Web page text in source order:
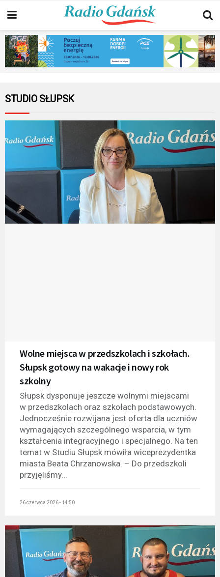
STUDIO SŁUPSK
Wolne miejsca w przedszkolach i szkołach.
Słupsk gotowy na wakacje i nowy rok
szkolny
Słupsk dysponuje jeszcze wolnymi miejscami
w przedszkolach oraz szkołach podstawowych.
Jednocześnie rozwijana jest oferta dla uczniów
wymagających szczególnego wsparcia, w tym
kształcenia integracyjnego i specjalnego. Na ten
temat w Studiu Słupsk mówiła wiceprezydentka
miasta Beata Chrzanowska. – Do przedszkoli
przyjęliśmy...
26 czerwca 2026 - 14:50